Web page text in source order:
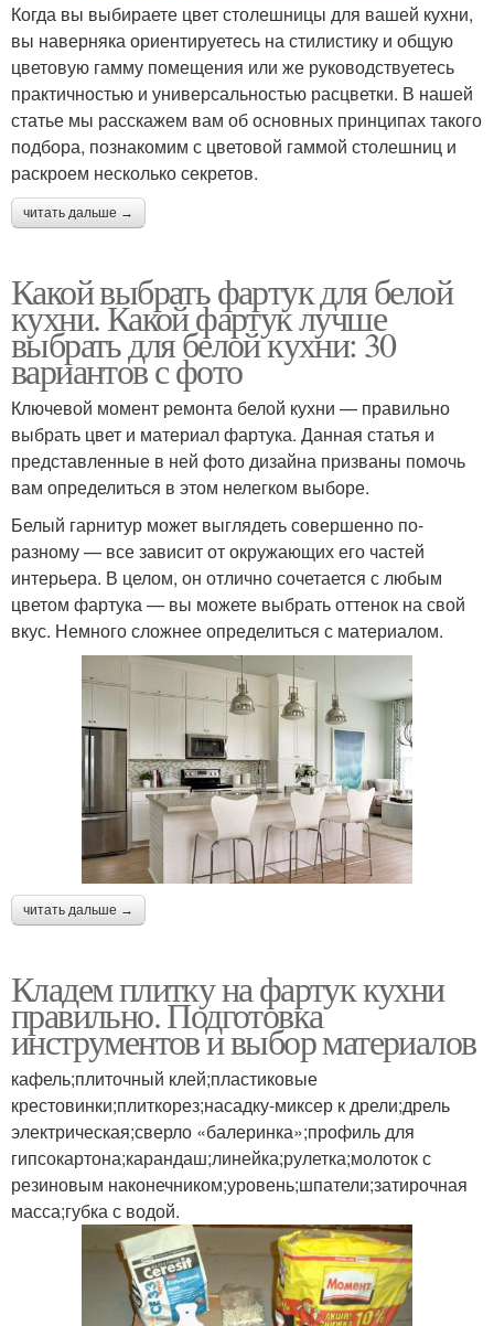
Когда вы выбираете цвет столешницы для вашей кухни,
вы наверняка ориентируетесь на стилистику и общую
цветовую гамму помещения или же руководствуетесь
практичностью и универсальностью расцветки. В нашей
статье мы расскажем вам об основных принципах такого
подбора, познакомим с цветовой гаммой столешниц и
раскроем несколько секретов.
читать дальше →
Какой выбрать фартук для белой
кухни. Какой фартук лучше
выбрать для белой кухни: 30
вариантов с фото
Ключевой момент ремонта белой кухни — правильно
выбрать цвет и материал фартука. Данная статья и
представленные в ней фото дизайна призваны помочь
вам определиться в этом нелегком выборе.
Белый гарнитур может выглядеть совершенно по-
разному — все зависит от окружающих его частей
интерьера. В целом, он отлично сочетается с любым
цветом фартука — вы можете выбрать оттенок на свой
вкус. Немного сложнее определиться с материалом.
читать дальше →
Кладем плитку на фартук кухни
правильно. Подготовка
инструментов и выбор материалов
кафель;плиточный клей;пластиковые
крестовинки;плиткорез;насадку-миксер к дрели;дрель
электрическая;сверло «балеринка»;профиль для
гипсокартона;карандаш;линейка;рулетка;молоток с
резиновым наконечником;уровень;шпатели;затирочная
масса;губка с водой.